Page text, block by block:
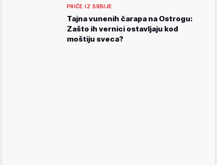
PRIČE IZ SRBIJE
Tajna vunenih čarapa na Ostrogu:
Zašto ih vernici ostavljaju kod
moštiju sveca?